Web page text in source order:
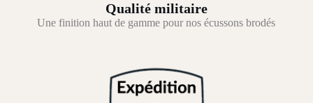
Qualité militaire
Une finition haut de gamme pour nos écussons brodés